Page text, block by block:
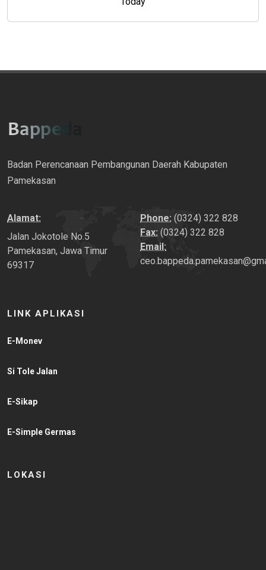
Badan Perencanaan Pembangunan Daerah Kabupaten
Pamekasan
Alamat:
Jalan Jokotole No.5
Pamekasan, Jawa Timur
69317
Phone: (0324) 322 828
Fax: (0324) 322 828
Email:
LINK APLIKASI
E-Monev
Si Tole Jalan
E-Sikap
E-Simple Germas
LOKASI